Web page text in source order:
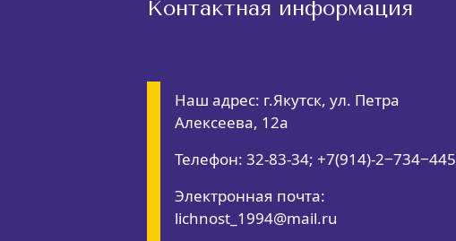
Контактная информация
Наш адрес: г.Якутск, ул. Петра
Алексеева, 12а
Телефон: 32-83-34; +7(914)-2‒734‒445
Электронная почта:
lichnost_1994@mail.ru